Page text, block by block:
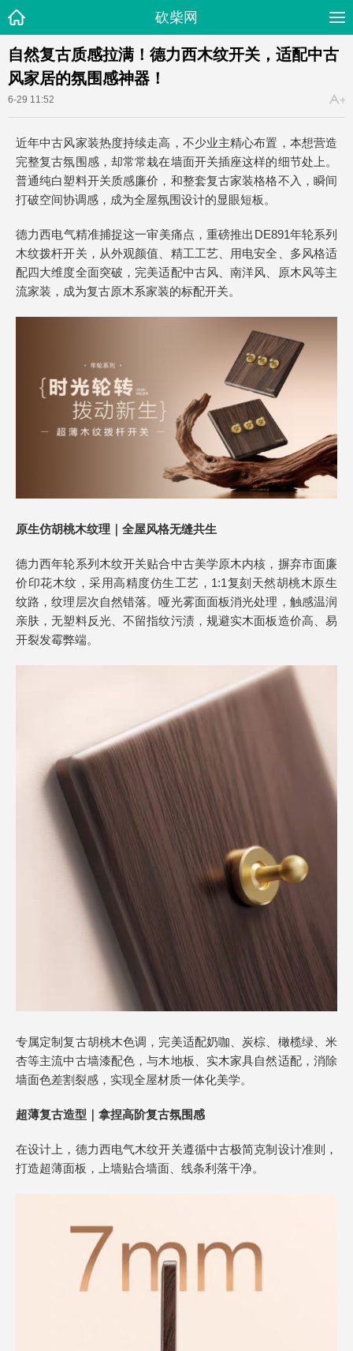
砍柴网
自然复古质感拉满！德力西木纹开关，适配中古
风家居的氛围感神器！
6-29 11:52
近年中古风家装热度持续走高，不少业主精心布置，本想营造
完整复古氛围感，却常常栽在墙面开关插座这样的细节处上。
普通纯白塑料开关质感廉价，和整套复古家装格格不入，瞬间
打破空间协调感，成为全屋氛围设计的显眼短板。
德力西电气精准捕捉这一审美痛点，重磅推出DE891年轮系列
木纹拨杆开关，从外观颜值、精工工艺、用电安全、多风格适
配四大维度全面突破，完美适配中古风、南洋风、原木风等主
流家装，成为复古原木系家装的标配开关。
原生仿胡桃木纹理｜全屋风格无缝共生
德力西年轮系列木纹开关贴合中古美学原木内核，摒弃市面廉
价印花木纹，采用高精度仿生工艺，1:1复刻天然胡桃木原生
纹路，纹理层次自然错落。哑光雾面面板消光处理，触感温润
亲肤，无塑料反光、不留指纹污渍，规避实木面板造价高、易
开裂发霉弊端。
专属定制复古胡桃木色调，完美适配奶咖、炭棕、橄榄绿、米
杏等主流中古墙漆配色，与木地板、实木家具自然适配，消除
墙面色差割裂感，实现全屋材质一体化美学。
超薄复古造型｜拿捏高阶复古氛围感
在设计上，德力西电气木纹开关遵循中古极简克制设计准则，
打造超薄面板，上墙贴合墙面、线条利落干净。